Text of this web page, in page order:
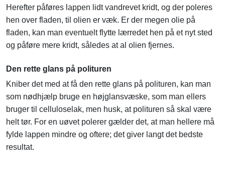
Herefter påføres lappen lidt vandrevet kridt, og der poleres
hen over fladen, til olien er væk. Er der megen olie på
fladen, kan man eventuelt flytte lærredet hen på et nyt sted
og påføre mere kridt, således at al olien fjernes.
Den rette glans på polituren
Kniber det med at få den rette glans på polituren, kan man
som nødhjælp bruge en højglansvæske, som man ellers
bruger til celluloselak, men husk, at polituren så skal være
helt tør. For en uøvet polerer gælder det, at man hellere må
fylde lappen mindre og oftere; det giver langt det bedste
resultat.